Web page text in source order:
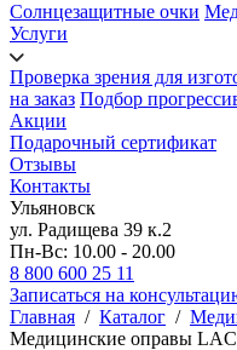
Солнцезащитные очки
Услуги
Проверка зрения для
на заказ Подбор
Акции
Подарочный сертификат
Отзывы
Контакты
Ульяновск
ул. Радищева 39 к.2
Пн-Вс: 10.00 - 20.00
8 800 600 25 11
Записаться на
Главная / Каталог /
Медицинские оправы